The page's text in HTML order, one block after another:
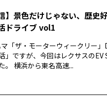
】景色だけじゃない、歴史
ドライブ vol1
「ザ・モーターウィークリー
」ですが、今回はレクサスのEV
。 横浜から東名高速...